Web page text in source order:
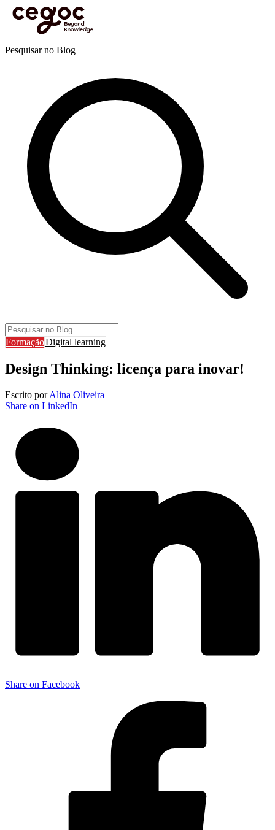
Skip to main content
Está aqui:Home > Recursos
licença para inovar!
Pesquisar no Blog
FormaçãoDigital learning
Design Thinking: licença para inovar!
Escrito porAlina Oliveira
Share on LinkedIn
Share on Facebook